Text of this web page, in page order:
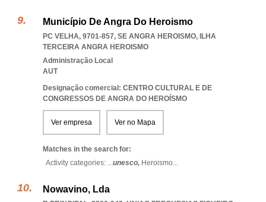
Município De Angra Do Heroismo
PC VELHA, 9701-857, SE ANGRA HEROISMO, ILHA
TERCEIRA ANGRA HEROISMO
Administração Local
AUT
Designação comercial: CENTRO CULTURAL E DE
CONGRESSOS DE ANGRA DO HEROÍSMO
Ver empresa Ver no Mapa
Matches in the search for:
Activity categories: ...unesco, Heroismo...
Nowavino, Lda